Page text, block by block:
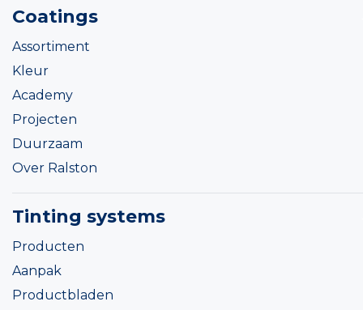
Coatings
Assortiment
Kleur
Academy
Projecten
Duurzaam
Over Ralston
Tinting systems
Producten
Aanpak
Productbladen